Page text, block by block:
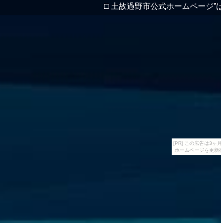
[PR] この広告は3ヶ
ホームページを更
□ 土故過野市公式ホームページ”